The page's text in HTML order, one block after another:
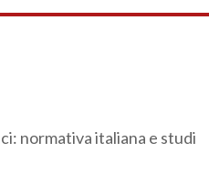
normativa italiana e studi